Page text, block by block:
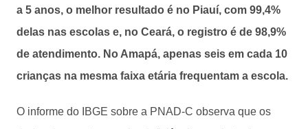
a 5 anos, o melhor resultado é no Piauí, com 99,4%
delas nas escolas e, no Ceará, o registro é de 98,9%
de atendimento. No Amapá, apenas seis em cada 10
crianças na mesma faixa etária frequentam a escola.
O informe do IBGE sobre a PNAD-C observa que os